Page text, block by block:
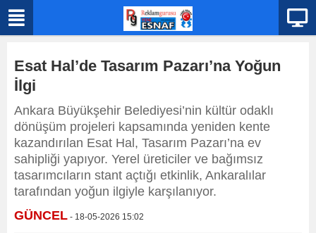
Esat Hal’de Tasarım Pazarı’na Yoğun
İlgi
Ankara Büyükşehir Belediyesi’nin kültür odaklı
dönüşüm projeleri kapsamında yeniden kente
kazandırılan Esat Hal, Tasarım Pazarı’na ev
sahipliği yapıyor. Yerel üreticiler ve bağımsız
tasarımcıların stant açtığı etkinlik, Ankaralılar
tarafından yoğun ilgiyle karşılanıyor.
GÜNCEL - 18-05-2026 15:02